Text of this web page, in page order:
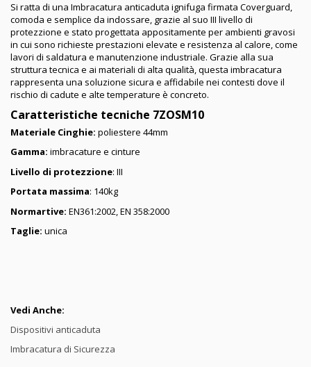
Si ratta di una Imbracatura anticaduta ignifuga firmata Coverguard,
comoda e semplice da indossare, grazie al suo III livello di
protezzione e stato progettata appositamente per ambienti gravosi
in cui sono richieste prestazioni elevate e resistenza al calore, come
lavori di saldatura e manutenzione industriale. Grazie alla sua
struttura tecnica e ai materiali di alta qualità, questa imbracatura
rappresenta una soluzione sicura e affidabile nei contesti dove il
rischio di cadute e alte temperature è concreto.
Caratteristiche tecniche 7ZOSM10
Materiale Cinghie: poliestere 44mm
Gamma: imbracature e cinture
Livello di protezzione: III
Portata massima: 140kg
Normartive: EN361:2002, EN 358:2000
Taglie: unica
Vedi Anche:
Dispositivi anticaduta
Imbracatura di Sicurezza